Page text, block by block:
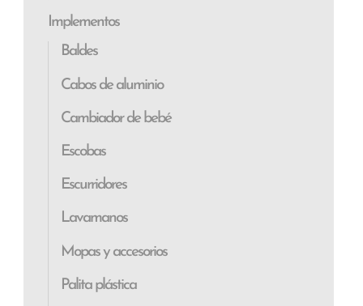
Implementos
Baldes
Cabos de aluminio
Cambiador de bebé
Escobas
Escurridores
Lavamanos
Mopas y accesorios
Palita plástica